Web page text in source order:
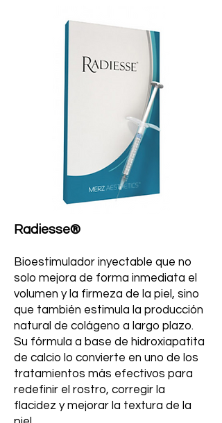
Radiesse®
Bioestimulador inyectable que no
solo mejora de forma inmediata el
volumen y la firmeza de la piel, sino
que también estimula la producción
natural de colágeno a largo plazo.
Su fórmula a base de hidroxiapatita
de calcio lo convierte en uno de los
tratamientos más efectivos para
redefinir el rostro, corregir la
flacidez y mejorar la textura de la